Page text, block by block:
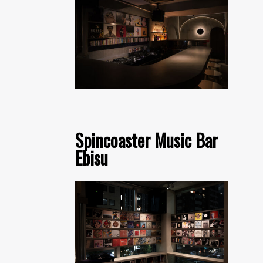
Spincoaster Music Bar
Ebisu